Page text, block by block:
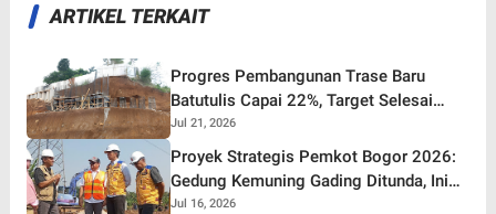
ARTIKEL TERKAIT
Progres Pembangunan Trase Baru
Batutulis Capai 22%, Target Selesai
Oktober 2026!
Jul 21, 2026
Proyek Strategis Pemkot Bogor 2026:
Gedung Kemuning Gading Ditunda, Ini
yang Tetap Gaspol!
Jul 16, 2026